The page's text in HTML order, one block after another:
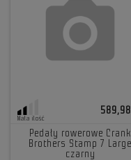
Mała ilość
Pedały rowerowe Crank
Brothers Stamp 7 Large
czarny